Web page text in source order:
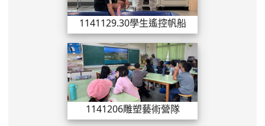
1141129.30學生遙控帆船比賽
1141206雕塑藝術營隊